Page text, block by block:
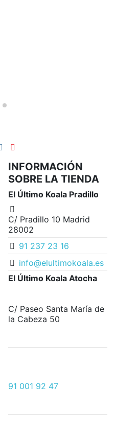
INFORMACIÓN
SOBRE LA TIENDA
El Último Koala Pradillo
C/ Pradillo 10 Madrid
28002
91 237 23 16
info@elultimokoala.es
El Último Koala Atocha
C/ Paseo Santa María de
la Cabeza 50
91 001 92 47